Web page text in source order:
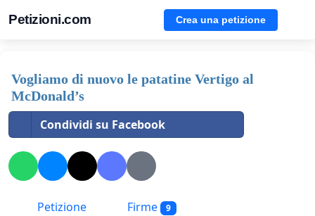
Petizioni.com Crea una petizione
Vogliamo di nuovo le patatine Vertigo al
McDonald’s
Condividi su Facebook
Petizione Firme 9